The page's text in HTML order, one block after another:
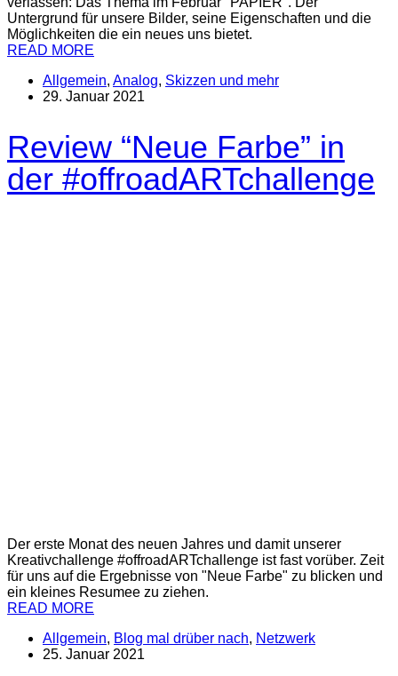
Untergrund für unsere Bilder, seine Eigenschaften und die
Möglichkeiten die ein neues uns bietet.
READ MORE
Allgemein, Analog, Skizzen und mehr
29. Januar 2021
Review “Neue Farbe” in
der #offroadARTchallenge
Der erste Monat des neuen Jahres und damit unserer
Kreativchallenge #offroadARTchallenge ist fast vorüber. Zeit
für uns auf die Ergebnisse von "Neue Farbe" zu blicken und
ein kleines Resumee zu ziehen.
READ MORE
Allgemein, Blog mal drüber nach, Netzwerk
25. Januar 2021